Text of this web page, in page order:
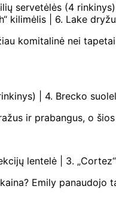
servetėlės ​​(4
kilimėlis | 6. Lake
komitalinė nei
| 4. Brecko
ir prabangus, o
lentelė | 3.
Emily